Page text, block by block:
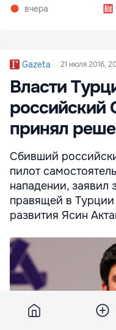
вчера
Gazeta 21 июля 2016,
Власти
российский
принял
Сбивший
пилот
нападении, заявил
правящей в
развития Ясин